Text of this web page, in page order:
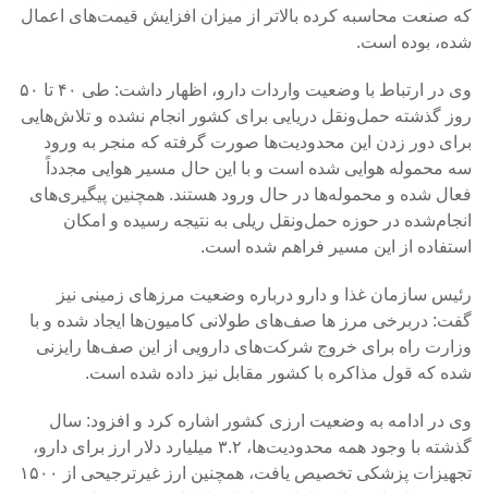
که صنعت محاسبه کرده بالاتر از میزان افزایش قیمت‌های اعمال
شده، بوده است.
وی در ارتباط با وضعیت واردات دارو، اظهار داشت: طی ۴۰ تا ۵۰
روز گذشته حمل‌ونقل دریایی برای کشور انجام نشده و تلاش‌هایی
برای دور زدن این محدودیت‌ها صورت گرفته که منجر به ورود
سه محموله هوایی شده است و با این حال مسیر هوایی مجدداً
فعال شده و محموله‌ها در حال ورود هستند. همچنین پیگیری‌های
انجام‌شده در حوزه حمل‌ونقل ریلی به نتیجه رسیده و امکان
استفاده از این مسیر فراهم شده است.
رئیس سازمان غذا و دارو درباره وضعیت مرزهای زمینی نیز
گفت: دربرخی مرز ها صف‌های طولانی کامیون‌ها ایجاد شده و با
وزارت راه برای خروج شرکت‌های دارویی از این صف‌ها رایزنی
شده که قول مذاکره با کشور مقابل نیز داده شده است.
وی در ادامه به وضعیت ارزی کشور اشاره کرد و افزود: سال
گذشته با وجود همه محدودیت‌ها، ۳.۲ میلیارد دلار ارز برای دارو،
تجهیزات پزشکی تخصیص یافت، همچنین ارز غیرترجیحی از ۱۵۰۰